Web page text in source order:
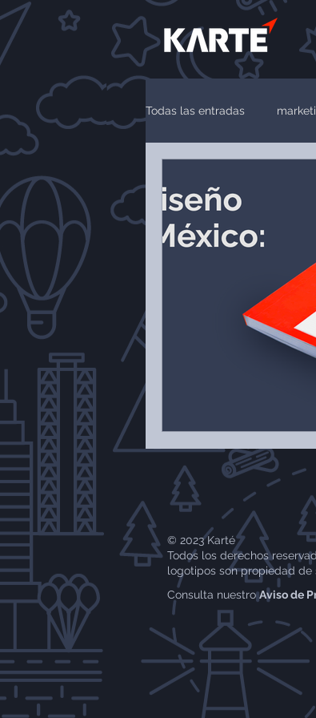
Todas las entradas
Expertos en Google Ads
© 2023 Karté
Todos los derechos
logotipos son propiedad de
Consulta nuestroAviso de